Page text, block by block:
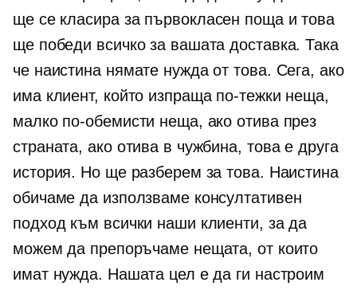
ще се класира за първокласен поща и това
ще победи всичко за вашата доставка. Така
че наистина нямате нужда от това. Сега, ако
има клиент, който изпраща по-тежки неща,
малко по-обемисти неща, ако отива през
страната, ако отива в чужбина, това е друга
история. Но ще разберем за това. Наистина
обичаме да използваме консултативен
подход към всички наши клиенти, за да
можем да препоръчаме нещата, от които
имат нужда. Нашата цел е да ги настроим